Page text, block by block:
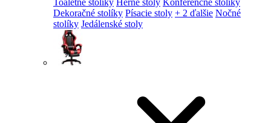
Toaletné stolíky Herné stoly Konferenčné stolíky
Dekoračné stolíky Písacie stoly + 2 ďalšie Nočné
stolíky Jedálenské stoly